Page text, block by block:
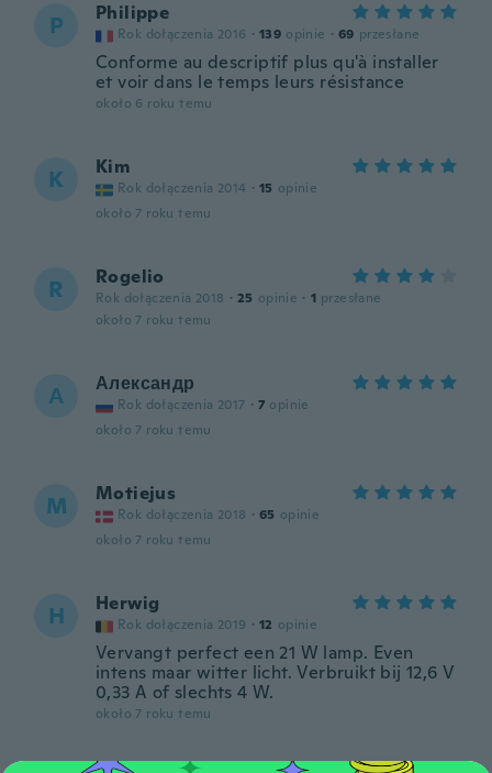
P Philippe
Rok dołączenia 2016 · 139 opinie · 69 przesłane
Conforme au descriptif plus qu'à installer
et voir dans le temps leurs résistance
około 6 roku temu
K Kim
Rok dołączenia 2014 · 15 opinie
około 7 roku temu
R Rogelio
Rok dołączenia 2018 · 25 opinie · 1 przesłane
około 7 roku temu
А Александр
Rok dołączenia 2017 · 7 opinie
około 7 roku temu
M Motiejus
Rok dołączenia 2018 · 65 opinie
około 7 roku temu
H Herwig
Rok dołączenia 2019 · 12 opinie
Vervangt perfect een 21 W lamp. Even
intens maar witter licht. Verbruikt bij 12,6 V
0,33 A of slechts 4 W.
około 7 roku temu